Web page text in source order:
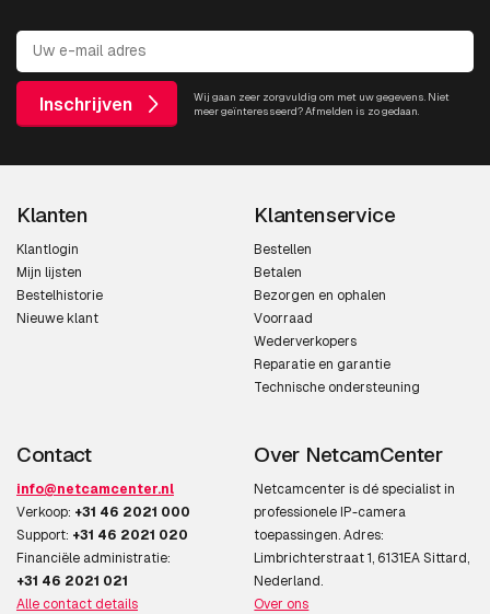
Inschrijven
Wij gaan zeer zorgvuldig om met uw gegevens. Niet
meer geïnteresseerd? Afmelden is zo gedaan.
Klanten
Klantlogin
Mijn lijsten
Bestelhistorie
Nieuwe klant
Klantenservice
Bestellen
Betalen
Bezorgen en ophalen
Voorraad
Wederverkopers
Reparatie en garantie
Technische ondersteuning
Contact
info@netcamcenter.nl
Verkoop: +31 46 2021 000
Support: +31 46 2021 020
Financiële administratie:
+31 46 2021 021
Alle contact details
Over NetcamCenter
Netcamcenter is dé specialist in
professionele IP-camera
toepassingen. Adres:
Limbrichterstraat 1, 6131EA Sittard,
Nederland.
Over ons